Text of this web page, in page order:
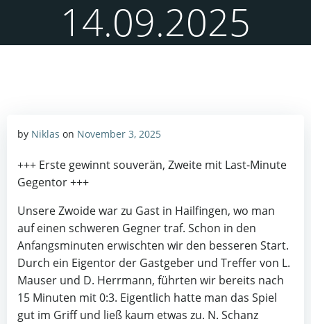
14.09.2025
by Niklas on November 3, 2025
+++ Erste gewinnt souverän, Zweite mit Last-Minute
Gegentor +++
Unsere Zwoide war zu Gast in Hailfingen, wo man
auf einen schweren Gegner traf. Schon in den
Anfangsminuten erwischten wir den besseren Start.
Durch ein Eigentor der Gastgeber und Treffer von L.
Mauser und D. Herrmann, führten wir bereits nach
15 Minuten mit 0:3. Eigentlich hatte man das Spiel
gut im Griff und ließ kaum etwas zu. N. Schanz